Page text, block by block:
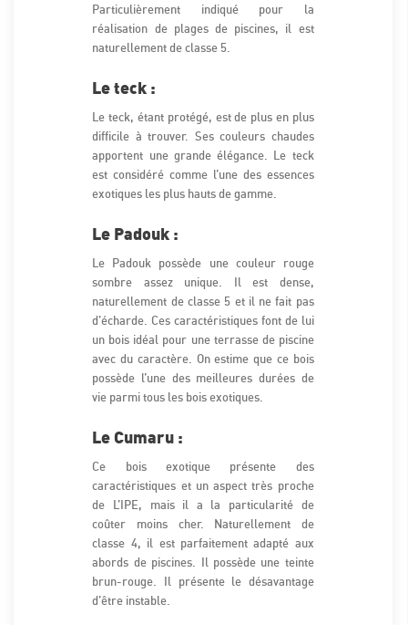
Particulièrement indiqué pour la
réalisation de plages de piscines, il est
naturellement de classe 5.
Le teck :
Le teck, étant protégé, est de plus en plus
difficile à trouver. Ses couleurs chaudes
apportent une grande élégance. Le teck
est considéré comme l’une des essences
exotiques les plus hauts de gamme.
Le Padouk :
Le Padouk possède une couleur rouge
sombre assez unique. Il est dense,
naturellement de classe 5 et il ne fait pas
d’écharde. Ces caractéristiques font de lui
un bois idéal pour une terrasse de piscine
avec du caractère. On estime que ce bois
possède l’une des meilleures durées de
vie parmi tous les bois exotiques.
Le Cumaru :
Ce bois exotique présente des
caractéristiques et un aspect très proche
de L’IPE, mais il a la particularité de
coûter moins cher. Naturellement de
classe 4, il est parfaitement adapté aux
abords de piscines. Il possède une teinte
brun-rouge. Il présente le désavantage
d’être instable.